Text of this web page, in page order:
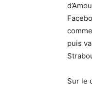
puis
Sur le